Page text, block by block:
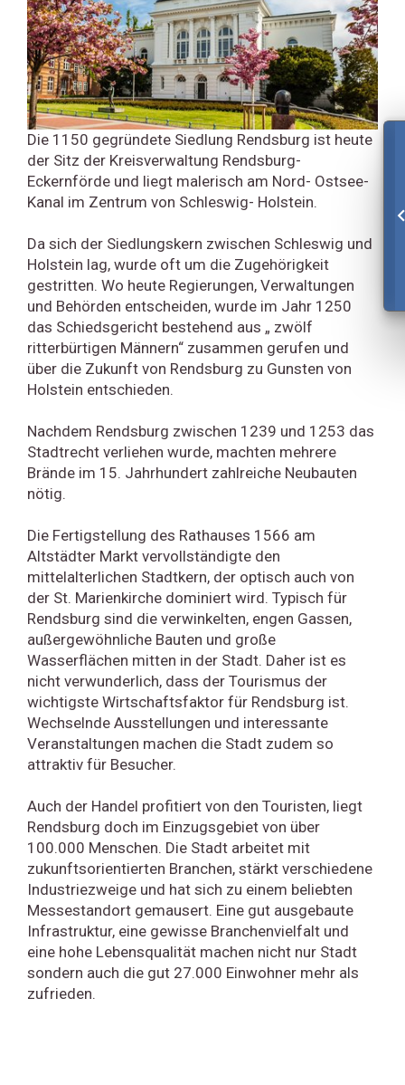
Die 1150 gegründete Siedlung Rendsburg ist heute
der Sitz der Kreisverwaltung Rendsburg-
Eckernförde und liegt malerisch am Nord- Ostsee-
Kanal im Zentrum von Schleswig- Holstein.
Da sich der Siedlungskern zwischen Schleswig und
Holstein lag, wurde oft um die Zugehörigkeit
gestritten. Wo heute Regierungen, Verwaltungen
und Behörden entscheiden, wurde im Jahr 1250
das Schiedsgericht bestehend aus „ zwölf
ritterbürtigen Männern“ zusammen gerufen und
über die Zukunft von Rendsburg zu Gunsten von
Holstein entschieden.
Nachdem Rendsburg zwischen 1239 und 1253 das
Stadtrecht verliehen wurde, machten mehrere
Brände im 15. Jahrhundert zahlreiche Neubauten
nötig.
Die Fertigstellung des Rathauses 1566 am
Altstädter Markt vervollständigte den
mittelalterlichen Stadtkern, der optisch auch von
der St. Marienkirche dominiert wird. Typisch für
Rendsburg sind die verwinkelten, engen Gassen,
außergewöhnliche Bauten und große
Wasserflächen mitten in der Stadt. Daher ist es
nicht verwunderlich, dass der Tourismus der
wichtigste Wirtschaftsfaktor für Rendsburg ist.
Wechselnde Ausstellungen und interessante
Veranstaltungen machen die Stadt zudem so
attraktiv für Besucher.
Auch der Handel profitiert von den Touristen, liegt
Rendsburg doch im Einzugsgebiet von über
100.000 Menschen. Die Stadt arbeitet mit
zukunftsorientierten Branchen, stärkt verschiedene
Industriezweige und hat sich zu einem beliebten
Messestandort gemausert. Eine gut ausgebaute
Infrastruktur, eine gewisse Branchenvielfalt und
eine hohe Lebensqualität machen nicht nur Stadt
sondern auch die gut 27.000 Einwohner mehr als
zufrieden.